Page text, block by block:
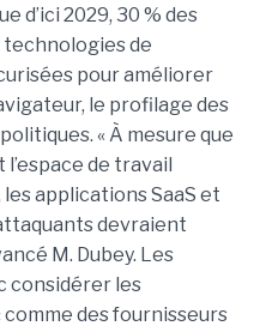
d’ici 2029, 30 % des
de
pour améliorer
le profilage des
« À mesure que
de travail
applications SaaS et
devraient
M. Dubey. Les
considérer les
des fournisseurs